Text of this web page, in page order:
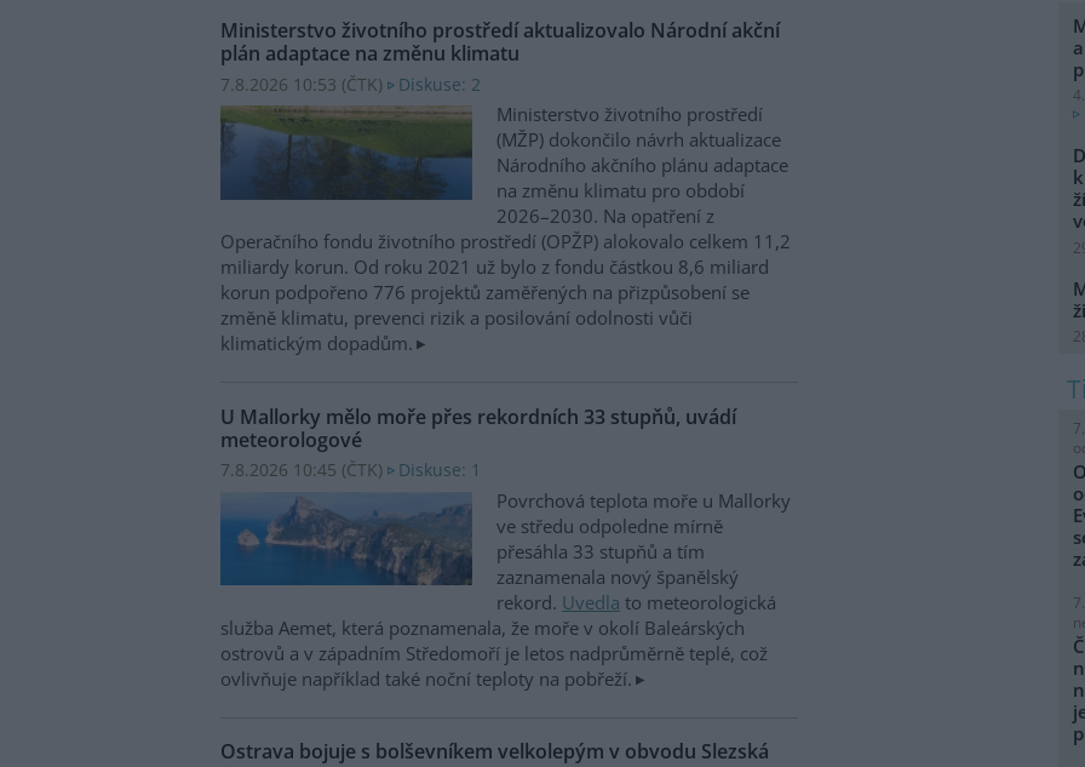
Ministerstvo životního prostředí aktualizovalo Národní akční
plán adaptace na změnu klimatu
7.8.2026 10:53 (ČTK) Diskuse: 2
Ministerstvo životního prostředí
(MŽP) dokončilo návrh aktualizace
Národního akčního plánu adaptace
na změnu klimatu pro období
2026–2030. Na opatření z
Operačního fondu životního prostředí (OPŽP) alokovalo celkem 11,2
miliardy korun. Od roku 2021 už bylo z fondu částkou 8,6 miliard
korun podpořeno 776 projektů zaměřených na přizpůsobení se
změně klimatu, prevenci rizik a posilování odolnosti vůči
klimatickým dopadům.
U Mallorky mělo moře přes rekordních 33 stupňů, uvádí
meteorologové
7.8.2026 10:45 (ČTK) Diskuse: 1
Povrchová teplota moře u Mallorky
ve středu odpoledne mírně
přesáhla 33 stupňů a tím
zaznamenala nový španělský
rekord. Uvedla to meteorologická
služba Aemet, která poznamenala, že moře v okolí Baleárských
ostrovů a v západním Středomoří je letos nadprůměrně teplé, což
ovlivňuje například také noční teploty na pobřeží.
Ostrava bojuje s bolševníkem velkolepým v obvodu Slezská